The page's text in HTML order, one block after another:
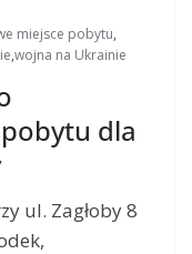
miejsce pobytu,
,wojna na Ukrainie
dla
ul. Zagłoby 8